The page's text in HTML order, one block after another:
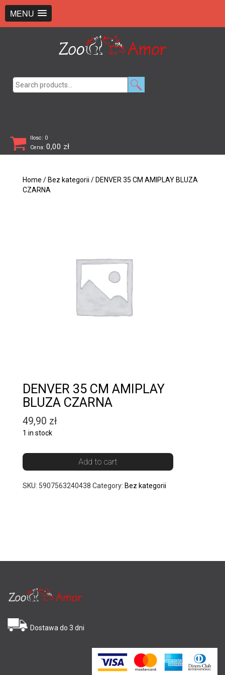
MENU
Ilosc: 0
Cena: 0,00 zł
Home / Bez kategorii / DENVER 35 CM AMIPLAY BLUZA
CZARNA
DENVER 35 CM AMIPLAY
BLUZA CZARNA
49,90 zł
1 in stock
Add to cart
SKU: 5907563240438 Category: Bez kategorii
Dostawa do 3 dni